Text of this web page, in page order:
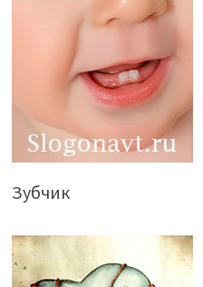
Зубчик